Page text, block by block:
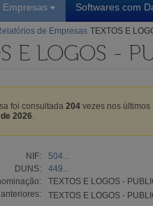
Empresas Softwares com
de Empresas TEXTOS E
E LOGOS -
foi consultada 204 vezes nos últimos
2026
NIF:
504...
DUNS:
449...
TEXTOS E LOGOS -
TEXTOS E LOGOS -